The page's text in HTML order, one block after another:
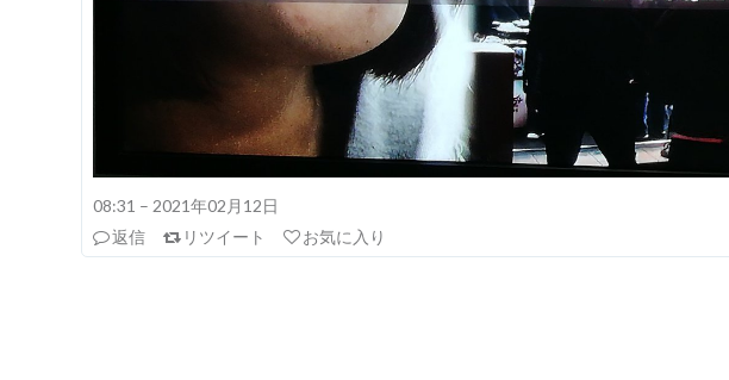
08:31 – 2021年02月12日
返信
リツイート お気に入り